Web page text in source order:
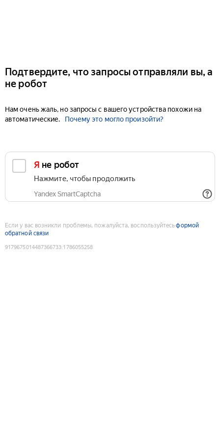
Подтвердите, что запросы отправляли вы, а
не робот
Нам очень жаль, но запросы с вашего устройства похожи на
автоматические.
Почему это могло произойти?
Я не робот
Нажмите, чтобы продолжить
Yandex SmartCaptcha
Если у вас возникли проблемы, пожалуйста, воспользуйтесьформой
обратной связи
9179675014487366733:1786055258